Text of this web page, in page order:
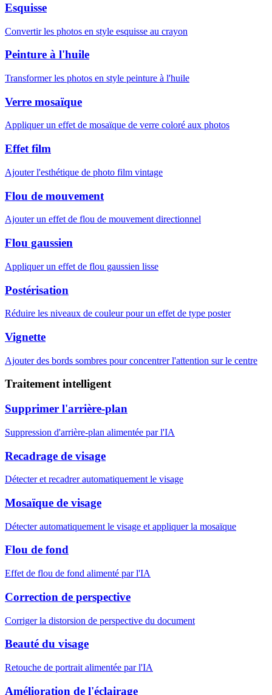
Esquisse
Convertir les photos en style esquisse au crayon
Peinture à l'huile
Transformer les photos en style peinture à l'huile
Verre mosaïque
Appliquer un effet de mosaïque de verre coloré aux photos
Effet film
Ajouter l'esthétique de photo film vintage
Flou de mouvement
Ajouter un effet de flou de mouvement directionnel
Flou gaussien
Appliquer un effet de flou gaussien lisse
Postérisation
Réduire les niveaux de couleur pour un effet de type poster
Vignette
Ajouter des bords sombres pour concentrer l'attention sur le centre
Traitement intelligent
Supprimer l'arrière-plan
Suppression d'arrière-plan alimentée par l'IA
Recadrage de visage
Détecter et recadrer automatiquement le visage
Mosaïque de visage
Détecter automatiquement le visage et appliquer la mosaïque
Flou de fond
Effet de flou de fond alimenté par l'IA
Correction de perspective
Corriger la distorsion de perspective du document
Beauté du visage
Retouche de portrait alimentée par l'IA
Amélioration de l'éclairage